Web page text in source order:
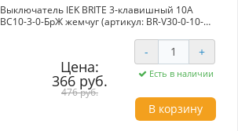
Выключатель IEK BRITE 3-клавишный 10А
ВС10-3-0-БрЖ жемчуг (артикул: BR-V30-0-10-
представляет собой сочетание современного
дизайна и надежности. Это устройство из
серии "BRITE" выполнено в элегантном
жемчужном цвете, что делает его идеальным
дополнением для оформления как жилых, так
и коммерческих пространств. Применение
премиум-материалов обеспечивает
Цена:
366 руб.
476 руб.
- +
Есть в наличии
В корзину